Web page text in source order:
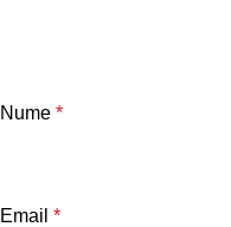
Nume *
Email *